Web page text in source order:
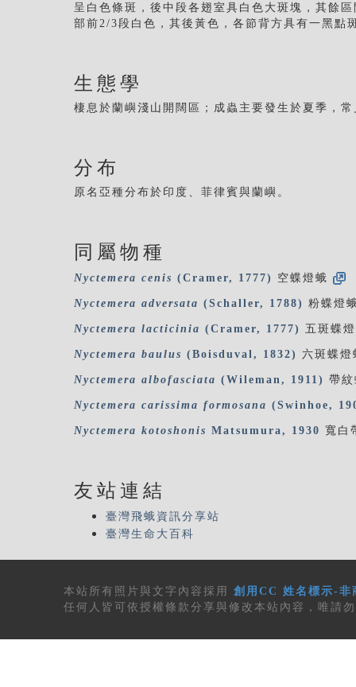
呈白色條斑，後中段各翅室具白色大斑塊，其餘
部前2/3段白色，其後黃色，各節背方具有一黑點
生態學
棲息於蘭嶼淺山開闊區；成蟲主要發生於夏季，常
分布
原名亞種分布於印度、菲律賓與蘭嶼。
同屬物種
Nyctemera cenis (Cramer, 1777) 空蝶燈蛾
Nyctemera adversata (Schaller, 1788) 粉蝶燈
Nyctemera lacticinia (Cramer, 1777) 五斑蝶
Nyctemera baulus (Boisduval, 1832) 六斑蝶燈
Nyctemera albofasciata (Wileman, 1911) 帶
Nyctemera carissima formosana (Swinhoe,
Nyctemera kotoshonis Matsumura, 1930 寬白
友站連結
臺灣飛蛾資訊分享站
臺灣生命大百科
本站所有 照片與文字內容 採用 創用CC 姓名標示-
任何人皆可依授權條款分享與修改本站內容，唯請